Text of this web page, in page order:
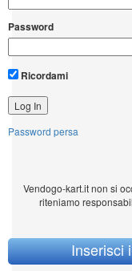
Password
Ricordami
Password persa
Vendogo-kart.it non si
riteniamo
Inserisci